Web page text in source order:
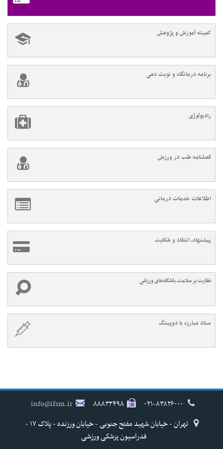
کمیته آموزش و پژوهش
برنامه درمانگاه و نوبت دهی
رادیولوژی
فصلنامه طب در ورزش
اطلاعات خدمات درمانی
پیشنهاد، انتقاد و شکایت
نظارت بر سلامت باشگاه‌های ورزشی
ستاد مبارزه با دوپینگ
۸۸۸۳۳۴۹۸
info@ifsm.ir
تهران - خیابان شهید مفتح جنوبی - خیابان ورزنده - پلاک ۱۷ -
فدراسیون پزشکی ورزشی